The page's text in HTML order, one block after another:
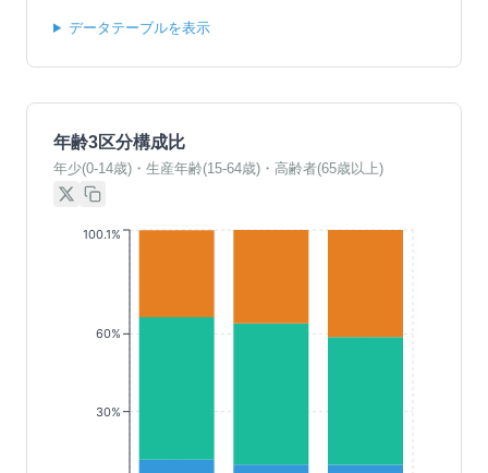
データテーブルを表示
年齢3区分構成比
年少(0-14歳)・生産年齢(15-64歳)・高齢者(65歳以上)
30%
60%
100.1%